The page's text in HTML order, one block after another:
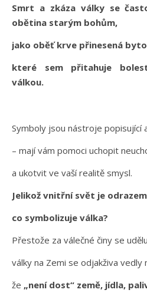
Smrt a zkáza války se
obětina starým bohům,
jako oběť krve přinesená
které sem přitahuje
válkou.
Symboly jsou nástroje popisující
– mají vám pomoci uchopit
a ukotvit ve vaší realitě smysl.
Jelikož vnitřní svět je
co symbolizuje válka?
Přestože za válečné činy se
války na Zemi se odjakživa vedly
že „není dost“ země, jídla,